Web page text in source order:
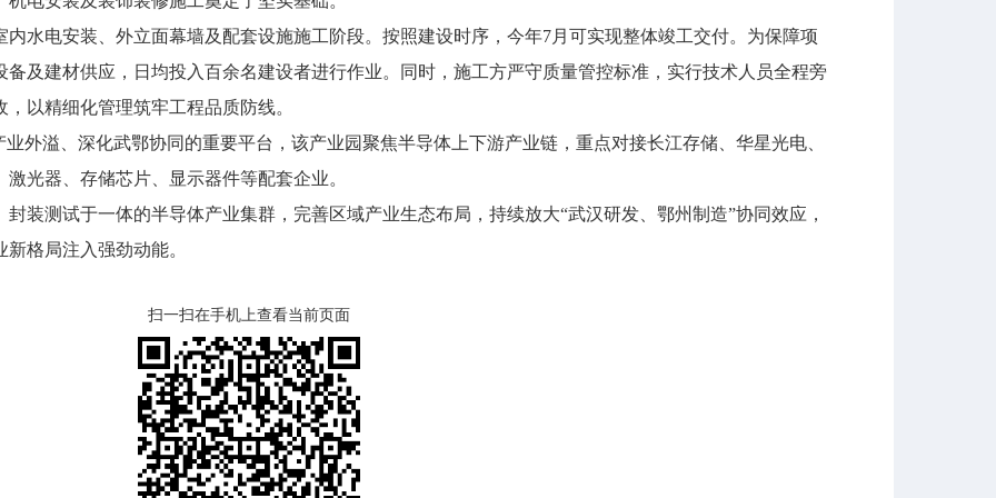
电安装、外立面幕墙及配套设施施工阶段。按照建设时序，今年7月可实现整体竣工交付。为保障项
及建材供应，日均投入百余名建设者进行作业。同时，施工方严守质量管控标准，实行技术人员全程旁
以精细化管理筑牢工程品质防线。
溢、深化武鄂协同的重要平台，该产业园聚焦半导体上下游产业链，重点对接长江存储、华星光电、
光器、存储芯片、显示器件等配套企业。
测试于一体的半导体产业集群，完善区域产业生态布局，持续放大“武汉研发、鄂州制造”协同效应，
格局注入强劲动能。
扫一扫在手机上查看当前页面